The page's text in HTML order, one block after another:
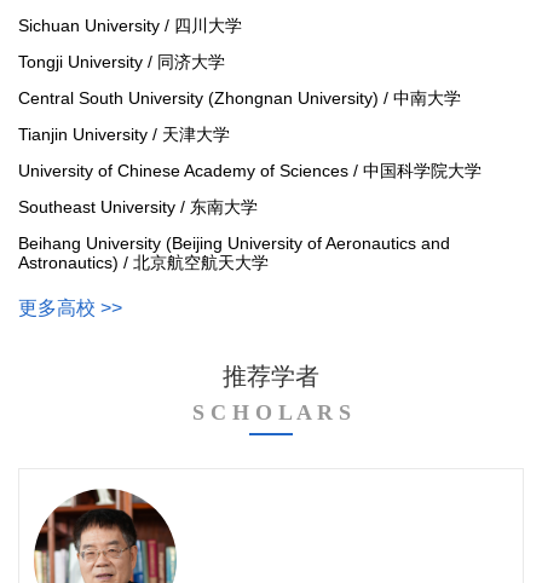
Sichuan University / 四川大学
Tongji University / 同济大学
Central South University (Zhongnan University) / 中南大学
Tianjin University / 天津大学
University of Chinese Academy of Sciences / 中国科学院大学
Southeast University / 东南大学
Beihang University (Beijing University of Aeronautics and
Astronautics) / 北京航空航天大学
更多高校 >>
推荐学者
S C H O L A R S